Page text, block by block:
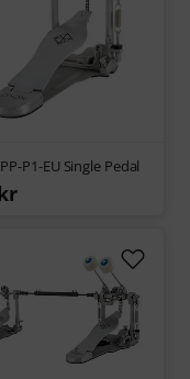
P1-EU Single Pedal